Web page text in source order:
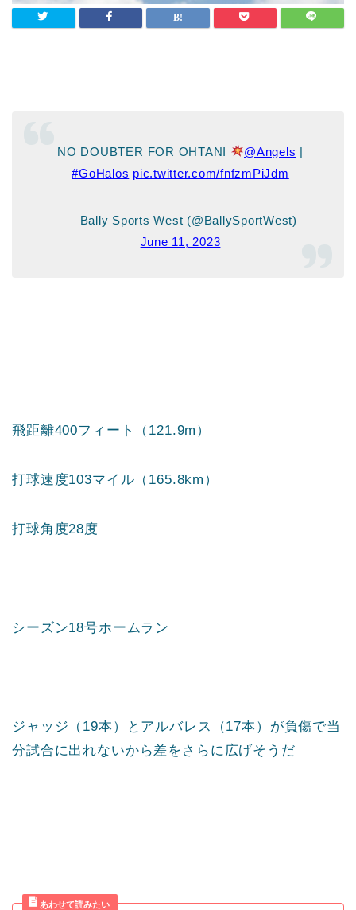
NO DOUBTER FOR OHTANI @Angels |
#GoHalos pic.twitter.com/fnfzmPiJdm
— Bally Sports West (@BallySportWest)
June 11, 2023
飛距離400フィート（121.9m）
打球速度103マイル（165.8km）
打球角度28度
シーズン18号ホームラン
ジャッジ（19本）とアルバレス（17本）が負傷で当
分試合に出れないから差をさらに広げそうだ